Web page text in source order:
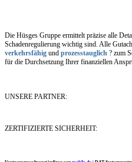
Die Hüsges Gruppe ermittelt präzise alle
Schadenregulierung wichtig sind. Alle
verkehrsfähig und prozesstauglich ? zum
für die Durchsetzung Ihrer finanziellen
UNSERE PARTNER:
ZERTIFIZIERTE SICHERHEIT: